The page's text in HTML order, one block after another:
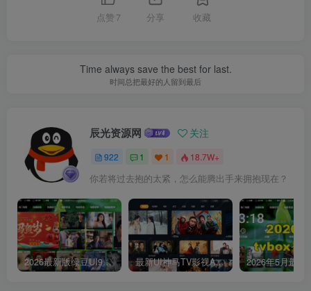
点赞 7 分享 收藏
Time always save the best for last.
时间总把最好的人留到最后
辰光资源网 关注
922 1 1 18.7W+
你若将过去抱的太紧，怎么能腾出手来拥抱现在？
2026最新版绿豆UI9双端影视APP源码 最新UI神马TV影视APP源码 乐檬影视苹果CMS后台 包含前后端源码